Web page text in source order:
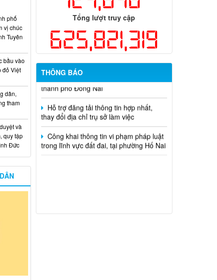
Tổng lượt truy cập
625,821,319
THÔNG BÁO
dụng ngân sách nhà nước đặt hàng thực
hiện năm 2026 (đợt 1) lần 3
Kế hoạch Thông tin, tuyên truyền triển
khai Kế hoạch Khám sức khỏe định kỳ
hoặc khám sàng lọc miễn phí ít nhất mỗi
năm một lần cho người dân trên địa bàn
thành phố Đồng Nai
Hỗ trợ đăng tải thông tin hợp nhất,
thay đổi địa chỉ trụ sở làm việc
Công khai thông tin vi phạm pháp luật
trong lĩnh vực đất đai, tại phường Hố Nai
phố
vị chúc
Tuyên
bầu vào
đỏ Việt
dân,
tham
và
quy tập
Đức